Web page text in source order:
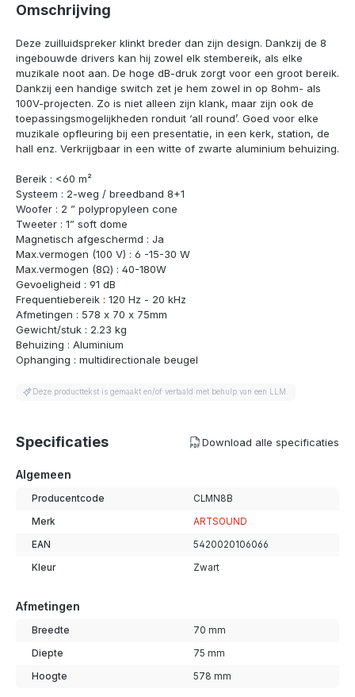
Omschrijving
Deze zuilluidspreker klinkt breder dan zijn design. Dankzij de 8
ingebouwde drivers kan hij zowel elk stembereik, als elke
muzikale noot aan. De hoge dB-druk zorgt voor een groot bereik.
Dankzij een handige switch zet je hem zowel in op 8ohm- als
100V-projecten. Zo is niet alleen zijn klank, maar zijn ook de
toepassingsmogelijkheden ronduit ‘all round’. Goed voor elke
muzikale opfleuring bij een presentatie, in een kerk, station, de
hall enz. Verkrijgbaar in een witte of zwarte aluminium behuizing.
Bereik : <60 m²
Systeem : 2-weg / breedband 8+1
Woofer : 2 ” polypropyleen cone
Tweeter : 1” soft dome
Magnetisch afgeschermd : Ja
Max.vermogen (100 V) : 6 -15-30 W
Max.vermogen (8Ω) : 40-180W
Gevoeligheid : 91 dB
Frequentiebereik : 120 Hz - 20 kHz
Afmetingen : 578 x 70 x 75mm
Gewicht/stuk : 2.23 kg
Behuizing : Aluminium
Ophanging : multidirectionale beugel
Deze producttekst is gemaakt en/of vertaald met behulp van een LLM.
Specificaties Download alle specificaties
Algemeen
Producentcode CLMN8B
Merk ARTSOUND
EAN 5420020106066
Kleur Zwart
Afmetingen
Breedte 70 mm
Diepte 75 mm
Hoogte 578 mm